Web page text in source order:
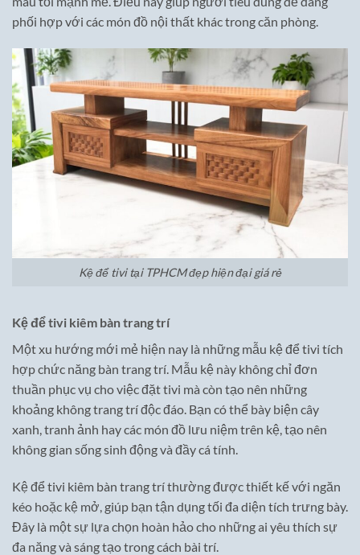
phối hợp với các món đồ nội thất khác trong căn phòng.
Kệ để tivi tại TPHCM đẹp hiện đại giá rẻ
Kệ để tivi kiêm bàn trang trí
Một xu hướng mới mẻ hiện nay là những mẫu kệ để tivi tích
hợp chức năng bàn trang trí. Mẫu kệ này không chỉ đơn
thuần phục vụ cho việc đặt tivi mà còn tạo nên những
khoảng không trang trí độc đáo. Bạn có thể bày biện cây
xanh, tranh ảnh hay các món đồ lưu niệm trên kệ, tạo nên
không gian sống sinh động và đầy cá tính.
Kệ để tivi kiêm bàn trang trí thường được thiết kế với ngăn
kéo hoặc kệ mở, giúp bạn tận dụng tối đa diện tích trưng bày.
Đây là một sự lựa chọn hoàn hảo cho những ai yêu thích sự
đa năng và sáng tạo trong cách bài trí.